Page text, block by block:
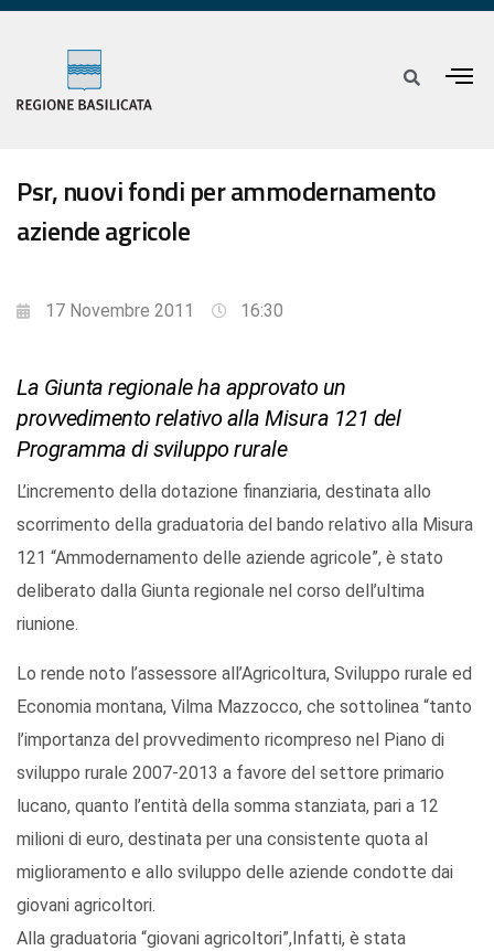
Psr, nuovi fondi per ammodernamento
aziende agricole
17 Novembre 2011 16:30
La Giunta regionale ha approvato un
provvedimento relativo alla Misura 121 del
Programma di sviluppo rurale
L’incremento della dotazione finanziaria, destinata allo
scorrimento della graduatoria del bando relativo alla Misura
121 “Ammodernamento delle aziende agricole”, è stato
deliberato dalla Giunta regionale nel corso dell’ultima
riunione.
Lo rende noto l’assessore all’Agricoltura, Sviluppo rurale ed
Economia montana, Vilma Mazzocco, che sottolinea “tanto
l’importanza del provvedimento ricompreso nel Piano di
sviluppo rurale 2007-2013 a favore del settore primario
lucano, quanto l’entità della somma stanziata, pari a 12
milioni di euro, destinata per una consistente quota al
miglioramento e allo sviluppo delle aziende condotte dai
giovani agricoltori.
Alla graduatoria “giovani agricoltori”,Infatti, è stata